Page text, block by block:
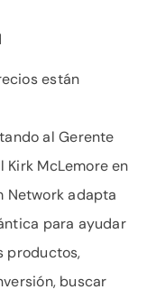
están
al Gerente
Kirk McLemore en
Network adapta
para ayudar
productos,
buscar